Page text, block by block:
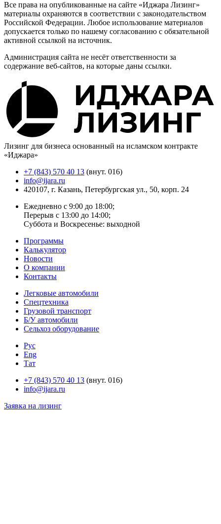
Все права на опубликованные на сайте «Иджара Лизинг»
материалы охраняются в соответствии с законодательством
Российской Федерации. Любое использование материалов
допускается только по нашему согласованию с обязательной
активной ссылкой на источник.
Администрация сайта не несёт ответственности за
содержание веб-сайтов, на которые даны ссылки.
Лизинг для бизнеса основанный на исламском контракте
«Иджара»
+7 (843) 570 40 13 (внут. 016)
info@ijara.ru
420107, г. Казань, Петербургская ул., 50, корп. 24
Ежедневно с 9:00 до 18:00;
Перерыв с 13:00 до 14:00;
Суббота и Воскресенье: выходной
Программы
Калькулятор
Новости
О компании
Контакты
Легковые автомобили
Спецтехника
Грузовой транспорт
Б/У автомобили
Сельхоз оборудование
Рус
Eng
Тат
+7 (843) 570 40 13 (внут. 016)
info@ijara.ru
Заявка на лизинг